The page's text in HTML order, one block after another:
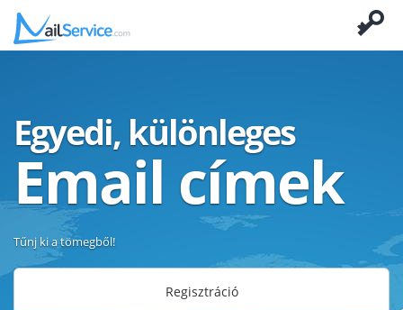
Egyedi, különleges
Email címek
Tűnj ki a tömegből!
Regisztráció